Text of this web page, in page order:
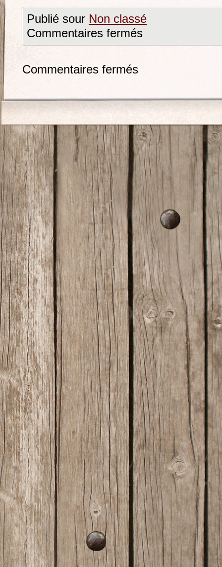
Publié sour Non classé
Commentaires fermés
Commentaires fermés